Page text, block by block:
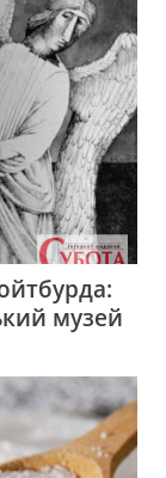
музей